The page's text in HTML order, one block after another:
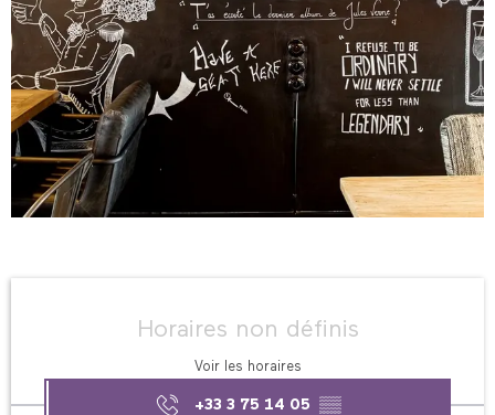
Horaires non définis
Voir les horaires
+33 3 75 14 05 ▒▒